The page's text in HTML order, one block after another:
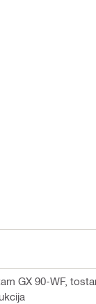
GX 90-WF,